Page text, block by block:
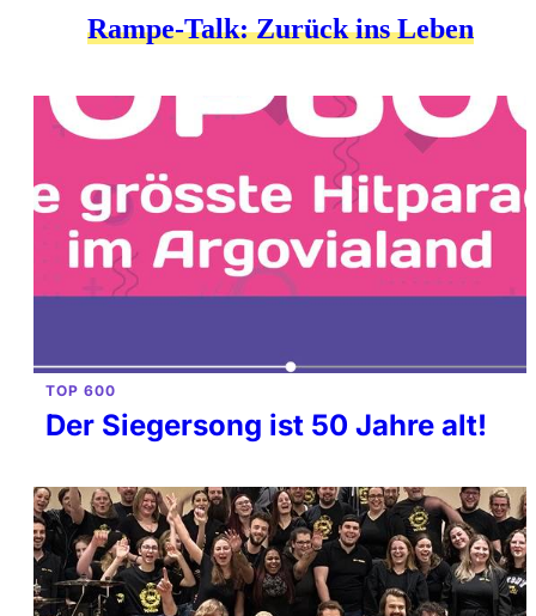
Rampe-Talk: Zurück ins Leben
TOP 600
Der Siegersong ist 50 Jahre alt!